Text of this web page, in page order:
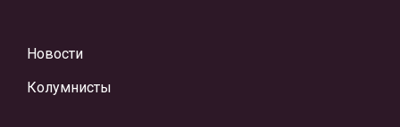
Новости
Колумнисты